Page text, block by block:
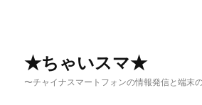
★ちゃいスマ★
〜チャイナスマートフォンの情報発信と端末